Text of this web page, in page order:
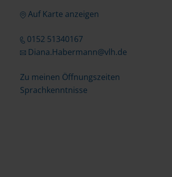
Auf Karte anzeigen
0152 51340167
Diana.Habermann@vlh.de
Zu meinen Öffnungszeiten
Sprachkenntnisse